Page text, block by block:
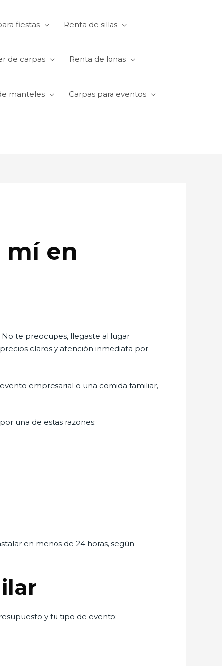
fiestas Renta de sillas
de carpas Renta de lonas
manteles Carpas para eventos
mí en
No te preocupes, llegaste al lugar
claros y atención inmediata por
empresarial o una comida familiar,
una de estas razones:
en menos de 24 horas, según
y tu tipo de evento: